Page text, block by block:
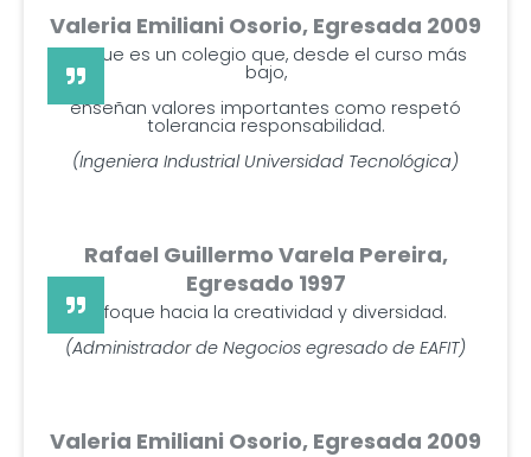
Valeria Emiliani Osorio, Egresada 2009
Porque es un colegio que, desde el curso más
bajo,
enseñan valores importantes como respetó
tolerancia responsabilidad.
(Ingeniera Industrial Universidad Tecnológica)
Rafael Guillermo Varela Pereira,
Egresado 1997
Enfoque hacia la creatividad y diversidad.
(Administrador de Negocios egresado de EAFIT)
Valeria Emiliani Osorio, Egresada 2009